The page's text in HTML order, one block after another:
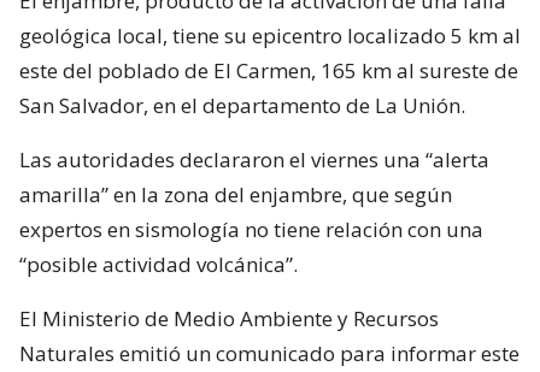
geológica local, tiene su epicentro localizado 5 km al
este del poblado de El Carmen, 165 km al sureste de
San Salvador, en el departamento de La Unión.
Las autoridades declararon el viernes una “alerta
amarilla” en la zona del enjambre, que según
expertos en sismología no tiene relación con una
“posible actividad volcánica”.
El Ministerio de Medio Ambiente y Recursos
Naturales emitió un comunicado para informar este